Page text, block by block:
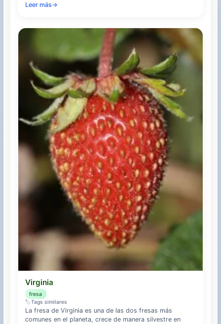
Leer más→
Virginia
fresa
🏷️Tags similares
La fresa de Virginia es una de las dos fresas más
comunes en el planeta, crece de manera silvestre en